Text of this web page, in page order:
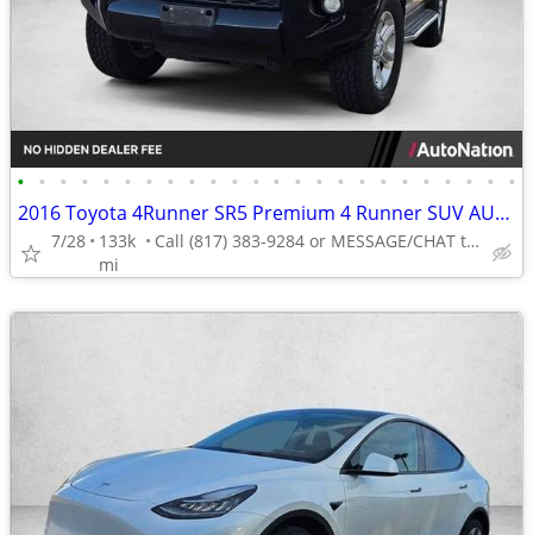
• • • • • • • • • • • • • • • • • • • • • • • •
2016 Toyota 4Runner SR5 Premium 4 Runner SUV AUTONATION
7/28
133k
mi
Call (817) 383-9284 or MESSAGE/CHAT to confirm availability